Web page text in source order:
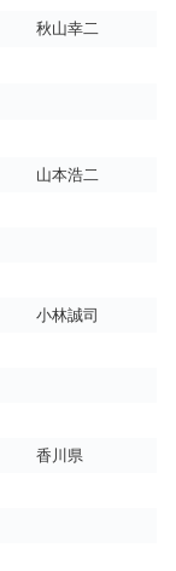
秋山幸二
山本浩二
小林誠司
香川県